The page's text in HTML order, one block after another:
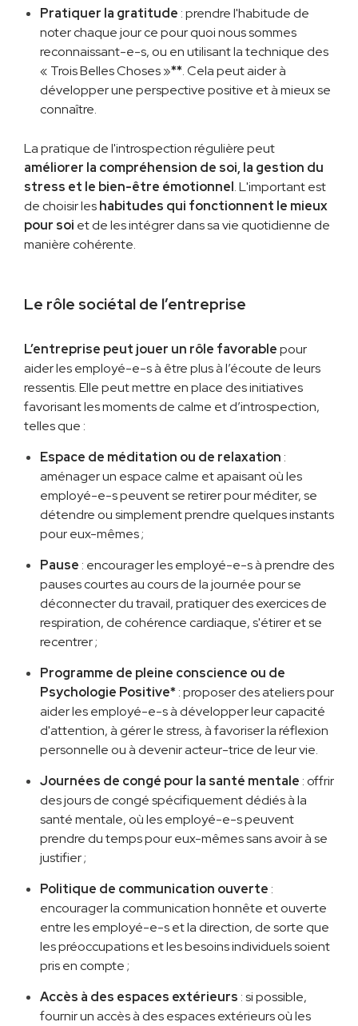
Pratiquer la gratitude : prendre l'habitude de
noter chaque jour ce pour quoi nous sommes
reconnaissant-e-s, ou en utilisant la technique des
« Trois Belles Choses »**. Cela peut aider à
développer une perspective positive et à mieux se
connaître.
La pratique de l'introspection régulière peut
améliorer la compréhension de soi, la gestion du
stress et le bien-être émotionnel. L'important est
de choisir leshabitudes qui fonctionnent le mieux
pour soi et de les intégrer dans sa vie quotidienne de
manière cohérente.
Le rôle sociétal de l’entreprise
L’entreprise peut jouer un rôle favorablepour
aider les employé-e-s à être plus à l’écoute de leurs
ressentis. Elle peut mettre en place des initiatives
favorisant les moments de calme et d’introspection,
telles que :
Espace de méditation ou de relaxation :
aménager un espace calme et apaisant où les
employé-e-s peuvent se retirer pour méditer, se
détendre ou simplement prendre quelques instants
pour eux-mêmes ;
Pause : encourager les employé-e-s à prendre des
pauses courtes au cours de la journée pour se
déconnecter du travail, pratiquer des exercices de
respiration, de cohérence cardiaque, s'étirer et se
recentrer ;
Programme de pleine conscience ou de
Psychologie Positive*: proposer des ateliers pour
aider les employé-e-s à développer leur capacité
d'attention, à gérer le stress, à favoriser la réflexion
personnelle ou à devenir acteur-trice de leur vie.
Journées de congé pour la santé mentale : offrir
des jours de congé spécifiquement dédiés à la
santé mentale, où les employé-e-s peuvent
prendre du temps pour eux-mêmes sans avoir à se
justifier ;
Politique de communication ouverte :
encourager la communication honnête et ouverte
entre les employé-e-s et la direction, de sorte que
les préoccupations et les besoins individuels soient
pris en compte ;
Accès à des espaces extérieurs : si possible,
fournir un accès à des espaces extérieurs où les